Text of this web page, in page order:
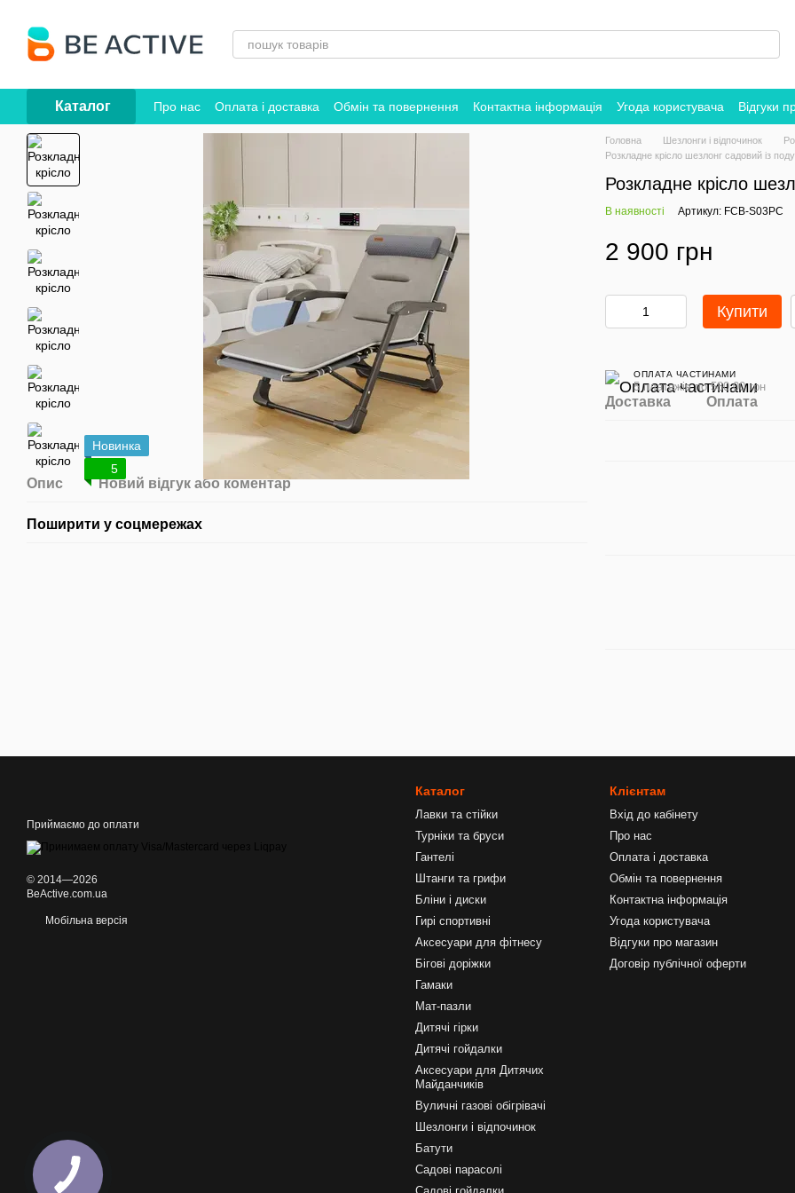
Каталог Про нас Оплата і доставка Обмін та повернення Контактна інформація Угода користувача Відгуки
Новинка
5
Опис Новий відгук або коментар
Поширити у соцмережах
Головна Шезлонги і відпочинок
Розкладне крісло шезлонг садовий із
Розкладне крісло
В наявності Артикул: FCB-S03PС
2 900 грн
Купити
ОПЛАТА ЧАСТИНАМИ
5 платежів по 580.00 грн
Доставка Оплата
Приймаємо до оплати
© 2014—2026
BeActive.com.ua
Мобільна версія
Каталог
Лавки та стійки
Турніки та бруси
Гантелі
Штанги та грифи
Бліни і диски
Гирі спортивні
Аксесуари для фітнесу
Бігові доріжки
Гамаки
Мат-пазли
Дитячі гірки
Дитячі гойдалки
Аксесуари для Дитячих
Майданчиків
Вуличні газові обігрівачі
Шезлонги і відпочинок
Батути
Садові парасолі
Клієнтам
Вхід до кабінету
Про нас
Оплата і доставка
Обмін та повернення
Контактна інформація
Угода користувача
Відгуки про магазин
Договір публічної оферти